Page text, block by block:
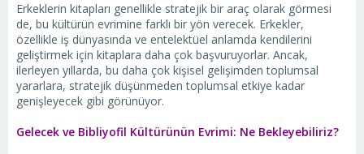
Erkeklerin kitapları genellikle stratejik bir araç olarak görmesi
de, bu kültürün evrimine farklı bir yön verecek. Erkekler,
özellikle iş dünyasında ve entelektüel anlamda kendilerini
geliştirmek için kitaplara daha çok başvuruyorlar. Ancak,
ilerleyen yıllarda, bu daha çok kişisel gelişimden toplumsal
yararlara, stratejik düşünmeden toplumsal etkiye kadar
genişleyecek gibi görünüyor.
Gelecek ve Bibliyofil Kültürünün Evrimi: Ne Bekleyebiliriz?